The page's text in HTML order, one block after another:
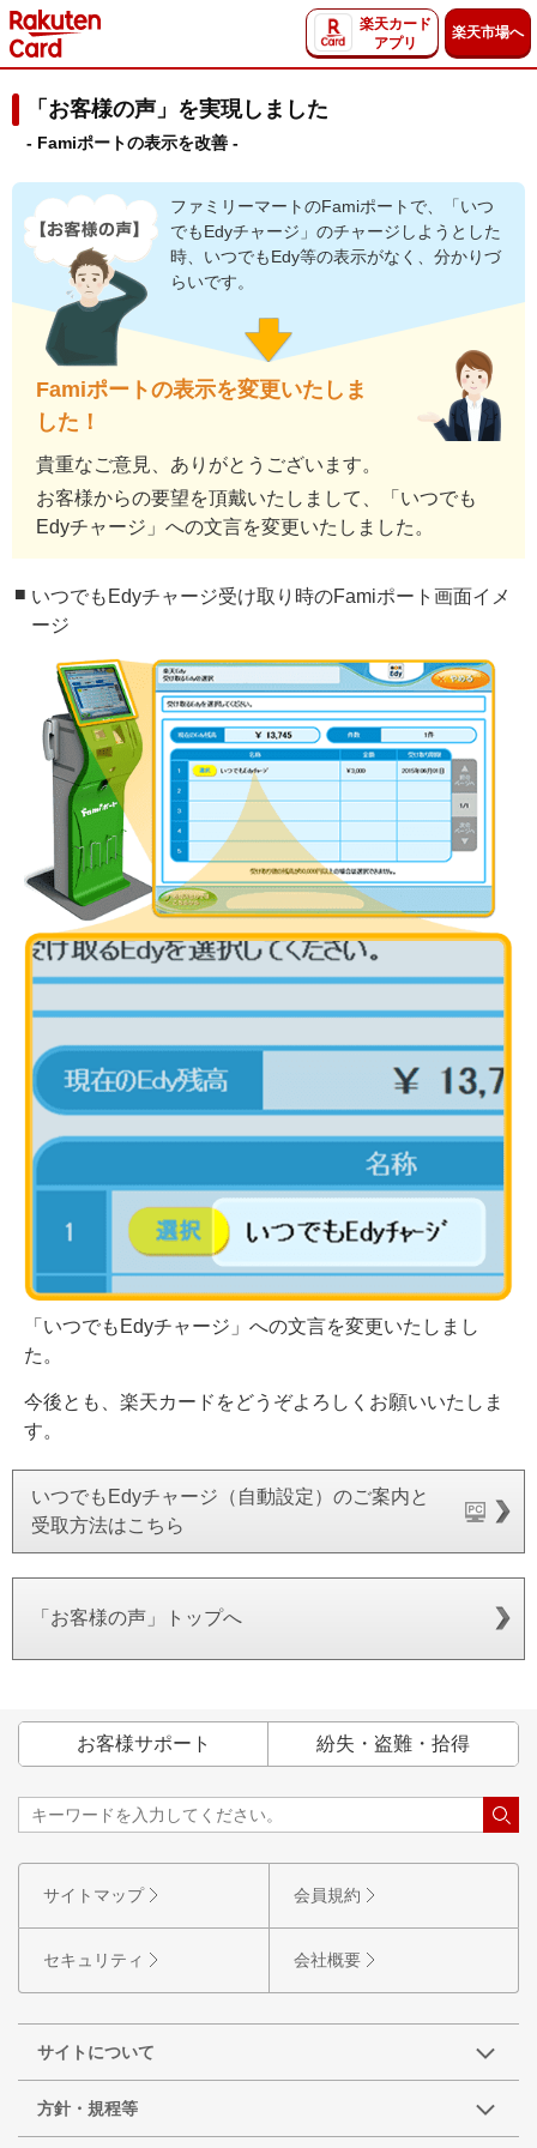
楽天カード
アプリ
楽天市場へ
「お客様の声」を実現しました
- Famiポートの表示を改善 -
ファミリーマートのFamiポートで、「いつ
でもEdyチャージ」のチャージしようとした
時、いつでもEdy等の表示がなく、分かりづ
らいです。
Famiポートの表示を変更いたしま
した！
貴重なご意見、ありがとうございます。
お客様からの要望を頂戴いたしまして、「いつでも
Edyチャージ」への文言を変更いたしました。
いつでもEdyチャージ受け取り時のFamiポート画面イメ
ージ
「いつでもEdyチャージ」への文言を変更いたしまし
た。
今後とも、楽天カードをどうぞよろしくお願いいたしま
す。
いつでもEdyチャージ（自動設定）のご案内と
受取方法はこちら
「お客様の声」トップへ
お客様サポート 紛失・盗難・拾得
サイトマップ 会員規約
セキュリティ 会社概要
サイトについて
方針・規程等